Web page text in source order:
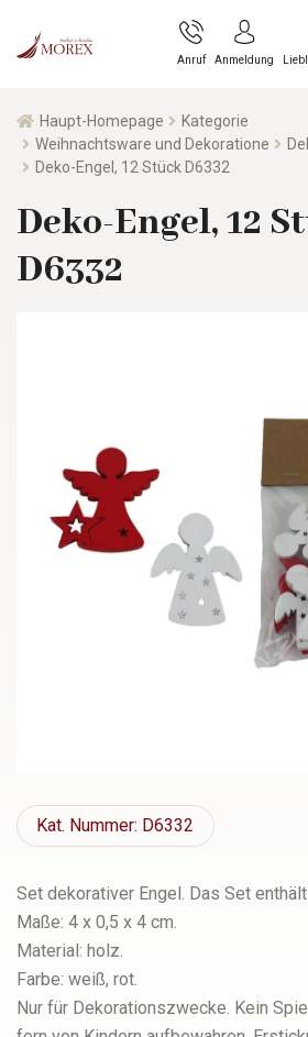
Anruf Anmeldung
Haupt-Homepage
Kategorie
Weihnachtsware und Dekoratione
Deko-Engel, 12 Stück D6332
Deko-Engel, 12
D6332
Kat. Nummer: D6332
Set dekorativer Engel. Das Set
Maße: 4 x 0,5 x 4 cm.
Material: holz.
Farbe: weiß, rot.
Nur für Dekorationszwecke. Kein